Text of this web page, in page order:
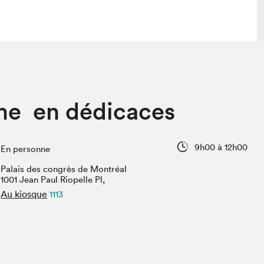
Programmation dans la ville
Vidéos et balados
en dédicaces
En personne
9h00 à 12h00
Palais des congrès de Montréal
1001 Jean Paul Riopelle Pl,
Au kiosque 1113